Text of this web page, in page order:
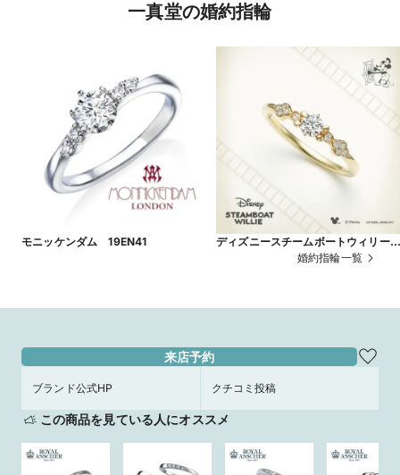
一真堂の婚約指輪
モニッケンダム 19EN41
ディズニースチームボートウィリー
婚約指輪一覧
来店予約
ブランド公式HP クチコミ投稿
この商品を見ている人にオススメ